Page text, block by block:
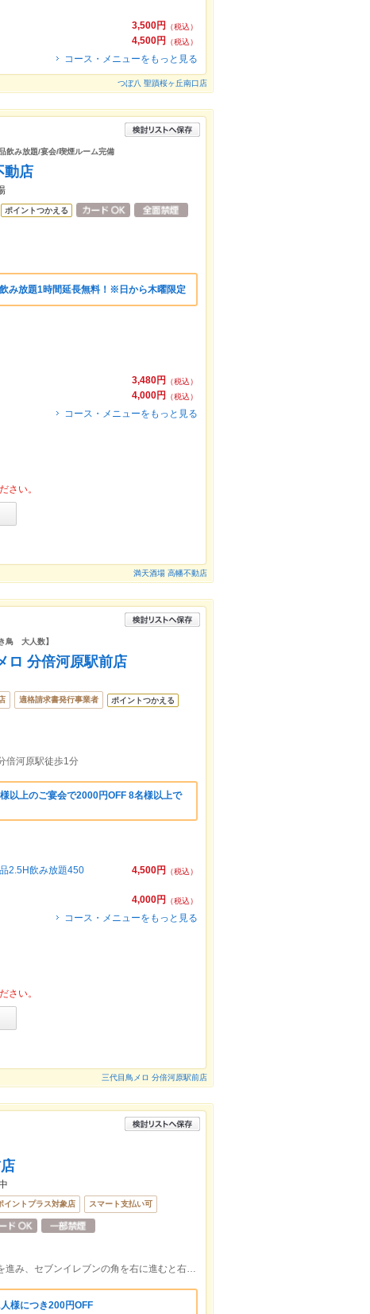
3,500円
（税込）
4,500円
（税込）
コース・メニューをもっと見る
つぼ八 聖蹟桜ヶ丘南口店
飲み放題/宴会/喫煙ルーム完備
動店
ポイントつかえる
み放題1時間延長無料！※日から木曜限定
3,480円
（税込）
4,000円
（税込）
コース・メニューをもっと見る
さい。
満天酒場 高幡不動店
鳥 大人数】
ロ 分倍河原駅前店
適格請求書発行事業者 ポイントつかえる
倍河原駅徒歩1分
様以上のご宴会で2000円OFF 8名様以上で
4,500円
（税込）
2.5H飲み放題450
4,000円
（税込）
コース・メニューをもっと見る
さい。
三代目鳥メロ 分倍河原駅前店
イントプラス対象店 スマート支払い可
聖蹟桜ヶ丘駅東口を出て聖蹟Uロードを進み、セブンイレブンの角を右に進むと右側にあります。
様につき200円OFF